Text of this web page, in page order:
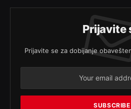
Prijavite
Prijavite se za dobijanje